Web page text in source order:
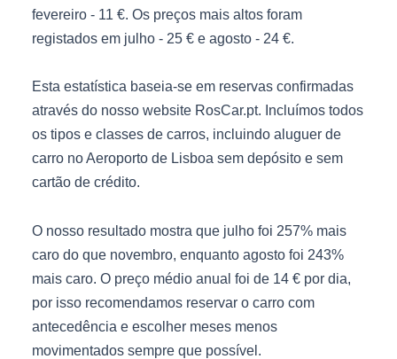
fevereiro - 11 €. Os preços mais altos foram
registados em julho - 25 € e agosto - 24 €.
Esta estatística baseia-se em reservas confirmadas
através do nosso website RosCar.pt. Incluímos todos
os tipos e classes de carros, incluindo aluguer de
carro no Aeroporto de Lisboa sem depósito e sem
cartão de crédito.
O nosso resultado mostra que julho foi 257% mais
caro do que novembro, enquanto agosto foi 243%
mais caro. O preço médio anual foi de 14 € por dia,
por isso recomendamos reservar o carro com
antecedência e escolher meses menos
movimentados sempre que possível.